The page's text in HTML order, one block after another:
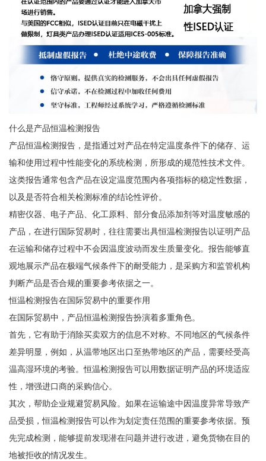
什么是产品恒温检测报告
产品恒温检测报告，是指通过对产品在特定温度条件下的储存、运
输和使用过程中性能变化的系统检测，所形成的规范性技术文件。
这类报告通常包含产品在设定温度范围内各项指标的稳定性数据，
以及是否符合相关检测标准的结论性评价。
精密仪器、电子产品、化工原料、部分食品添加剂等对温度敏感的
产品，在进行国际贸易时，往往需要出具恒温检测报告以证明产品
在运输和储存过程中不会因温度波动而发生质量变化。报告能够直
观地展示产品在极端气候条件下的耐受能力，是采购方和监管机构
判断产品是否合规的重要参考依据之一。
恒温检测报告在国际贸易中的重要作用
在国际贸易中，产品恒温检测报告扮演着多重角色。
首先，它有助于消除买卖双方的信息不对称。不同地区的气候条件
差异明显，例如，从温带地区出口至热带地区的产品，需要经受高
温高湿环境的考验。恒温检测报告可以用数据证明产品的环境适应
性，增强进口商的采购信心。
其次，帮助企业规避贸易风险。如果在运输途中因温度异常导致产
品受损，恒温检测报告可以作为划定责任范围的重要参考依据。预
先完成检测，能够提前发现潜在问题并进行改进，避免货物在目的
地被拒收的情况发生。